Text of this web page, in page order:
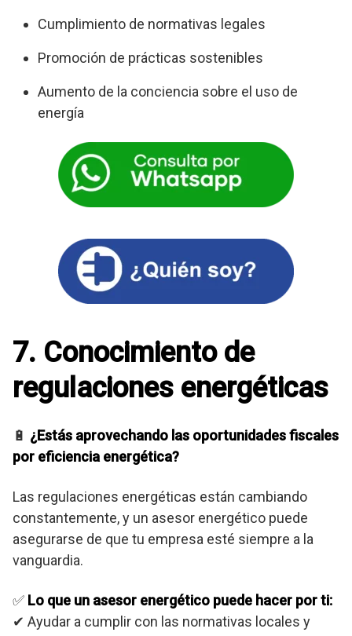
Cumplimiento de normativas legales
Promoción de prácticas sostenibles
Aumento de la conciencia sobre el uso de
energía
7. Conocimiento de
regulaciones energéticas
🔋 ¿Estás aprovechando las oportunidades fiscales
por eficiencia energética?
Las regulaciones energéticas están cambiando
constantemente, y un asesor energético puede
asegurarse de que tu empresa esté siempre a la
vanguardia.
✅ Lo que un asesor energético puede hacer por ti:
✔ Ayudar a cumplir con las normativas locales y